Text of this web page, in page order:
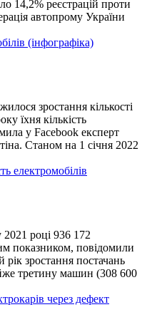
14,2% реєстрацій проти
автопрому України
(інфографіка)
зростання кількості
їхня кількість
у Facebook експерт
Станом на 1 січня 2022
електромобілів
2021 році 936 172
показником, повідомили
рік зростання постачань
третину машин (308 600
через дефект